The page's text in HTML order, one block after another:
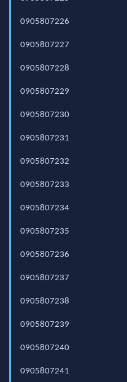
0905807226
0905807227
0905807228
0905807229
0905807230
0905807231
0905807232
0905807233
0905807234
0905807235
0905807236
0905807237
0905807238
0905807239
0905807240
0905807241